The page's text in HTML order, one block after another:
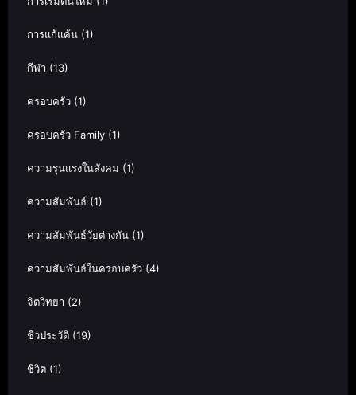
การแก้แค้น (1)
กีฬา (13)
ครอบครัว (1)
ครอบครัว Family (1)
ความรุนแรงในสังคม (1)
ความสัมพันธ์ (1)
ความสัมพันธ์วัยต่างกัน (1)
ความสัมพันธ์ในครอบครัว (4)
จิตวิทยา (2)
ชีวประวัติ (19)
ชีวิต (1)